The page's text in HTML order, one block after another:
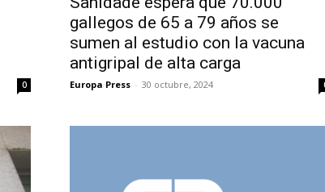
0
gallegos de 65 a 79 años se
sumen al estudio con la vacuna
antigripal de alta carga
Europa Press - 30 octubre, 2024